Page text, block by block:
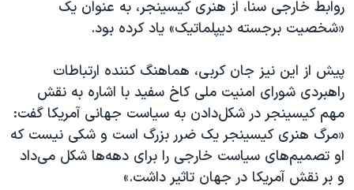
نرگس محمدی برنده جایزه نوبل صلح
صفحه‌های ویژه
سفر پرزیدنت ترامپ به چین
روابط خارجی سنا، از هنری کیسینجر، به عنوان یک
«شخصیت برجسته دیپلماتیک» یاد کرده بود.
پیش از این نیز جان کربی، هماهنگ کننده ارتباطات
راهبردی شورای امنیت ملی کاخ سفید با اشاره به نقش
مهم کیسینجر در شکل‌دادن به سیاست جهانی آمریکا گفت:
«مرگ هنری کیسینجر یک ضرر بزرگ است و شکی نیست که
او تصمیم‌های سیاست خارجی را برای دهه‌ها شکل می‌داد
و بر نقش آمریکا در جهان تاثیر داشت.»